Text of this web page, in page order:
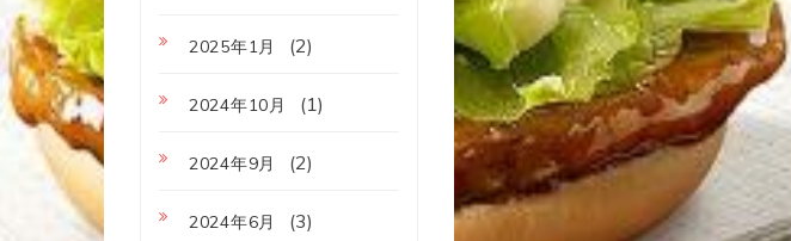
2025年1月 (2)
2024年10月 (1)
2024年9月 (2)
2024年6月 (3)